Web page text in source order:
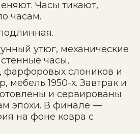
Часы тикают,
часам.
утюг, механические
часы,
слоников и
мебель 1950-х. Завтрак и
и сервированы
эпохи. В финале —
на фоне ковра с